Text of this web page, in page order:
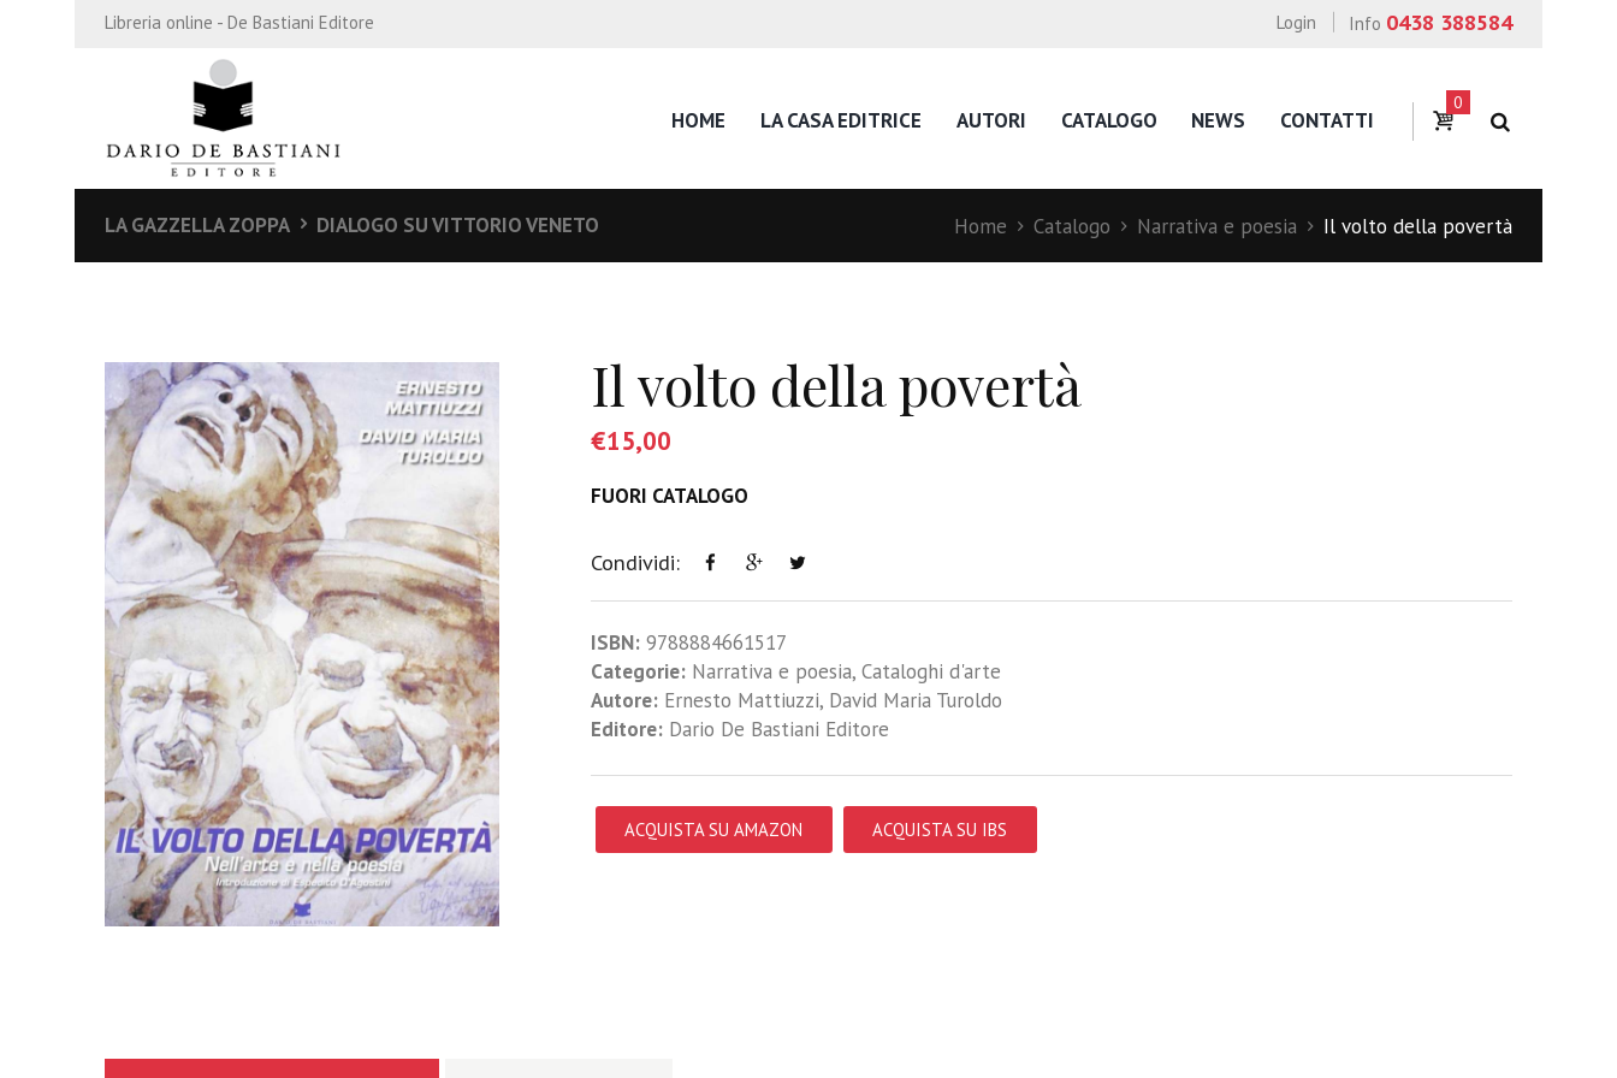
Libreria online - De Bastiani Editore Info 0438 388584
Login
HOME LA CASA EDITRICE AUTORI CATALOGO NEWS CONTATTI
0
LA GAZZELLA ZOPPA DIALOGO SU VITTORIO VENETO Home Catalogo Narrativa e poesia Il volto della povertà
Il volto della povertà
€15,00
FUORI CATALOGO
Condividi:
ISBN: 9788884661517
Categorie: Narrativa e poesia, Cataloghi d'arte
Autore: Ernesto Mattiuzzi, David Maria Turoldo
Editore:Dario De Bastiani Editore
ACQUISTA SU AMAZON ACQUISTA SU IBS